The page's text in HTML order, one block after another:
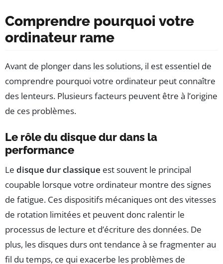
Comprendre pourquoi votre
ordinateur rame
Avant de plonger dans les solutions, il est essentiel de
comprendre pourquoi votre ordinateur peut connaître
des lenteurs. Plusieurs facteurs peuvent être à l’origine
de ces problèmes.
Le rôle du disque dur dans la
performance
Le disque dur classique est souvent le principal
coupable lorsque votre ordinateur montre des signes
de fatigue. Ces dispositifs mécaniques ont des vitesses
de rotation limitées et peuvent donc ralentir le
processus de lecture et d’écriture des données. De
plus, les disques durs ont tendance à se fragmenter au
fil du temps, ce qui exacerbe les problèmes de